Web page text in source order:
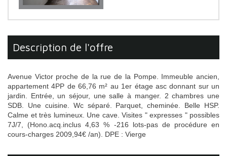
description de l'offre
Avenue Victor proche de la rue de la Pompe. Immeuble ancien,
appartement 4PP de 66,76 m² au 1er étage asc donnant sur un
jardin. Entrée, un séjour, une salle à manger. 2 chambres une
SDB. Une cuisine. Wc séparé. Parquet, cheminée. Belle HSP.
Calme et très lumineux. Une cave. Visites " expresses " possibles
7J/7, (Hono.acq.inclus 4,63 % -216 lots-pas de procédure en
cours-charges 2009,94€ /an). DPE : Vierge